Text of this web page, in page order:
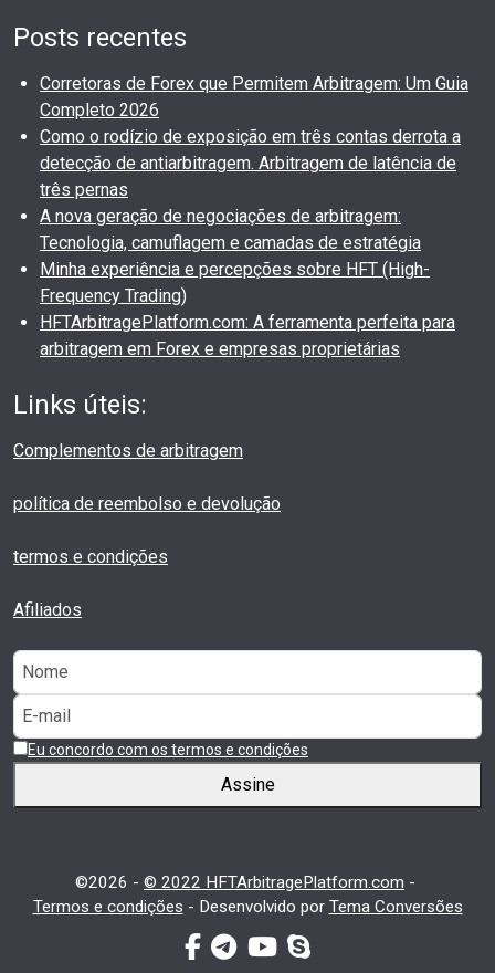
Posts recentes
Corretoras de Forex que Permitem Arbitragem: Um Guia
Completo 2026
Como o rodízio de exposição em três contas derrota a
detecção de antiarbitragem. Arbitragem de latência de
três pernas
A nova geração de negociações de arbitragem:
Tecnologia, camuflagem e camadas de estratégia
Minha experiência e percepções sobre HFT (High-
Frequency Trading)
HFTArbitragePlatform.com: A ferramenta perfeita para
arbitragem em Forex e empresas proprietárias
Links úteis:
Complementos de arbitragem
política de reembolso e devolução
termos e condições
Afiliados
Eu concordo com os termos e condições
Assine
©2026 - © 2022 HFTArbitragePlatform.com -
Termos e condições - Desenvolvido por Tema Conversões
facebook-f
telegrama
youtubeskype